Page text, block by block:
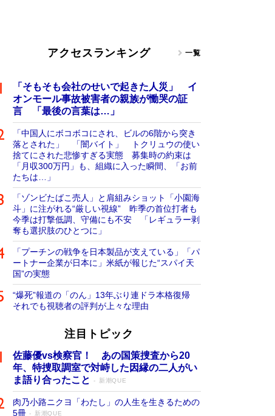
アクセスランキング 一覧
「そもそも会社のせいで起きた人災」 イ
オンモール事故被害者の親族が慟哭の証
言 「最後の言葉は…」
「中国人にボコボコにされ、ビルの6階から突き
落とされた」 「闇バイト」 トクリュウの使い
捨てにされた悲惨すぎる実態 募集時の約束は
「月収300万円」も、組織に入った瞬間、「お前
たちは…」
「ゾンビたばこ売人」と肩組みショット「小園海
斗」に注がれる“厳しい視線” 昨季の首位打者も
今季は打撃低調、守備にも不安 「レギュラー剥
奪も選択肢のひとつに」
「プーチンの戦争を日本製品が支えている」「パ
ートナー企業が日本に」米紙が報じた“スパイ天
国”の実態
“爆死”報道の「のん」13年ぶり連ドラ本格復帰
それでも視聴者の評判が上々な理由
注目トピック
佐藤優vs検察官！ あの国策捜査から20
年、特捜取調室で対峙した因縁の二人がい
ま語り合ったこと
新潮QUE
肉乃小路ニクヨ「わたし」の人生を生きるための
5冊
新潮QUE